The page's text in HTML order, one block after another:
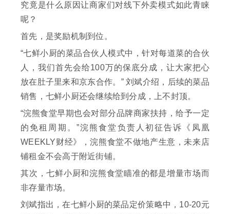
究竟是什么原因让商家们对线下外卖模式如此青睐
呢？
首先，是奖励机制到位。
“七鲜小厨的菜品合伙人模式中，针对每道菜的合伙
人，我们首先会给100万的保底分成，让大家把心
放在肚子里来和京东合作。” 刘斌介绍，后续的菜品
销售，七鲜小厨还会继续给到分成，上不封顶。
“浣熊食堂早期也会对部分品牌商家扶持，给予一定
的免租周期。”浣熊食堂负责人初征告诉《凤凰
WEEKLY财经》，浣熊食堂不做地产生意，未来店
铺租金不会高于附近街铺。
其次，七鲜小厨和浣熊食堂瞄准的都是增量市场而
非存量市场。
刘斌指出，在七鲜小厨的菜品定价策略中，10-20元